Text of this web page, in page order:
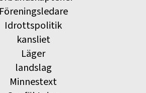
Föreningsledare
Idrottspolitik
kansliet
Läger
landslag
Minnestext